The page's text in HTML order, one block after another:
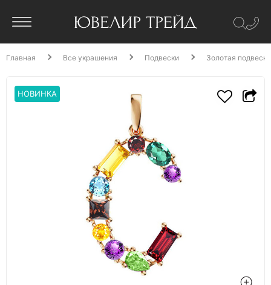
Главная Все украшения Подвески Золотая
НОВИНКА